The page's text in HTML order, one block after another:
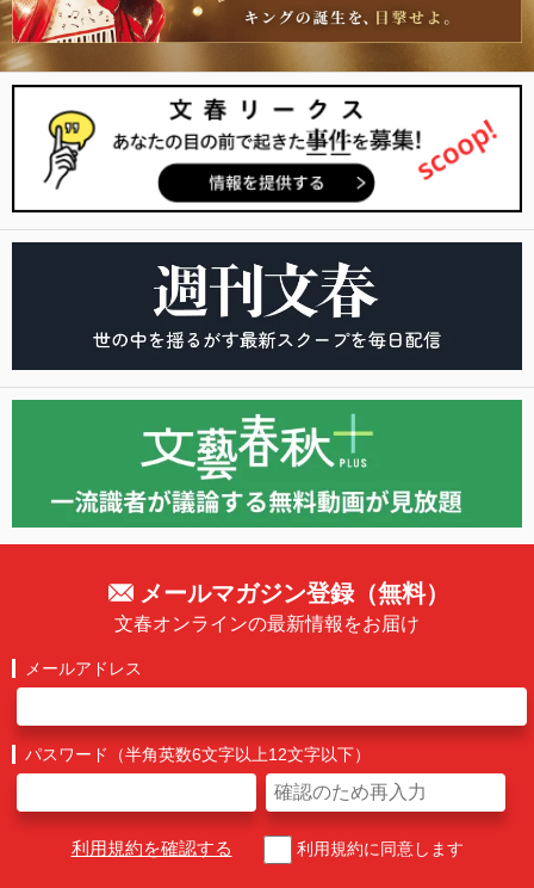
メールマガジン登録（無料）
文春オンラインの最新情報をお届け
メールアドレス
パスワード（半角英数6文字以上12文字以下）
利用規約を確認する 利用規約に同意します